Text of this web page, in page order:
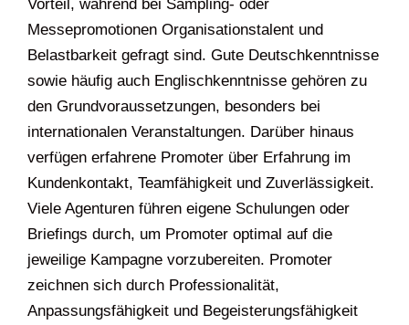
Vorteil, während bei Sampling- oder
Messepromotionen Organisationstalent und
Belastbarkeit gefragt sind. Gute Deutschkenntnisse
sowie häufig auch Englischkenntnisse gehören zu
den Grundvoraussetzungen, besonders bei
internationalen Veranstaltungen. Darüber hinaus
verfügen erfahrene Promoter über Erfahrung im
Kundenkontakt, Teamfähigkeit und Zuverlässigkeit.
Viele Agenturen führen eigene Schulungen oder
Briefings durch, um Promoter optimal auf die
jeweilige Kampagne vorzubereiten. Promoter
zeichnen sich durch Professionalität,
Anpassungsfähigkeit und Begeisterungsfähigkeit